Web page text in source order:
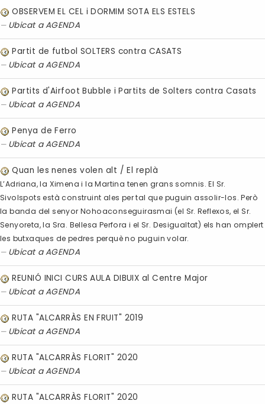
OBSERVEM EL CEL i DORMIM SOTA ELS ESTELS
Ubicat aAGENDA
Partit de futbol SOLTERS contra CASATS
Ubicat aAGENDA
Partits d'Airfoot Bubble i Partits de Solters contra Casats
Ubicat aAGENDA
Penya de Ferro
Ubicat aAGENDA
Quan les nenes volen alt / El replà
L’Adriana, la Ximena i la Martina tenen grans somnis. El Sr.
Sivolspots està construint ales per tal que puguin assolir-los. Però
la banda del senyor Nohoaconseguirasmai (el Sr. Reflexos, el Sr.
Senyoreta, la Sra. Bellesa Perfora i el Sr. Desigualtat) els han omplert
les butxaques de pedres perquè no puguin volar.
Ubicat aAGENDA
REUNIÓ INICI CURS AULA DIBUIX al Centre Major
Ubicat aAGENDA
RUTA "ALCARRÀS EN FRUIT" 2019
Ubicat aAGENDA
RUTA "ALCARRÀS FLORIT" 2020
Ubicat aAGENDA
RUTA "ALCARRÀS FLORIT" 2020